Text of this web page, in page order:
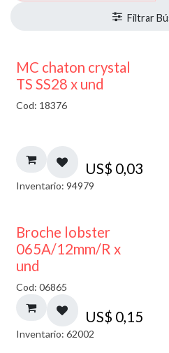
MC chaton crystal
TS SS28 x und
Cod: 18376
US$ 0,03
Inventario: 94979
Broche lobster
065A/12mm/R x
und
Cod: 06865
US$ 0,15
Inventario: 62002